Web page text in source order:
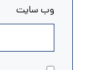
وب‌ سایت